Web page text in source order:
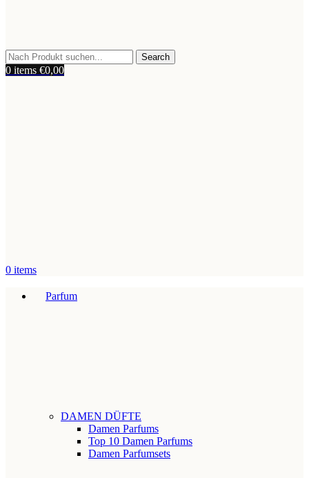
Search
0 items €0,00
0 items
Parfum
DAMEN DÜFTE
Damen Parfums
Top 10 Damen Parfums
Damen Parfumsets